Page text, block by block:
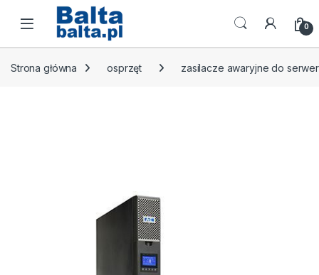
Skip to navigation
Skip to content
Open 0
Strona główna osprzęt zasilacze awaryjne do